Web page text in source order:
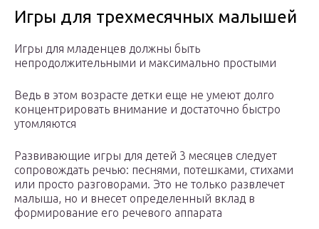
Игры для трехмесячных малышей
Игры для младенцев должны быть
непродолжительными и максимально простыми
Ведь в этом возрасте детки еще не умеют долго
концентрировать внимание и достаточно быстро
утомляются
Развивающие игры для детей 3 месяцев следует
сопровождать речью: песнями, потешками, стихами
или просто разговорами. Это не только развлечет
малыша, но и внесет определенный вклад в
формирование его речевого аппарата